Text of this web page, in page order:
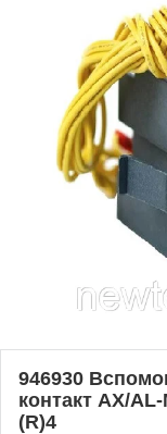
946930
контакт AX/
(R)4